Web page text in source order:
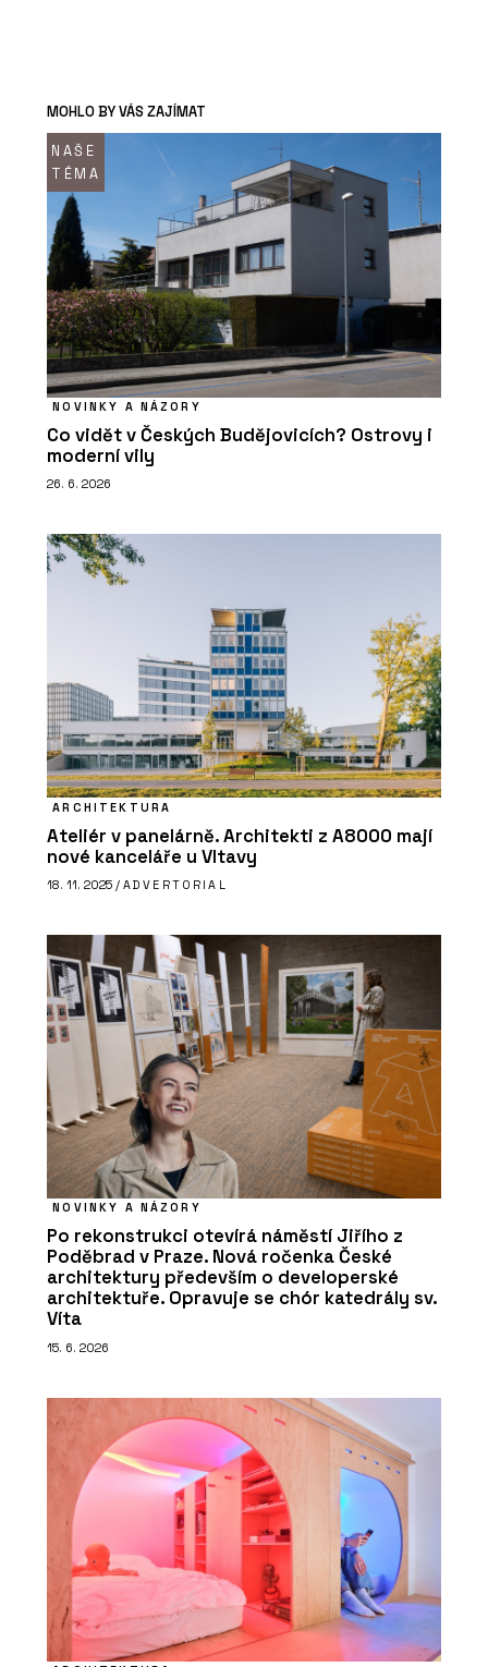
MOHLO BY VÁS ZAJÍMAT
NAŠE
TÉMA
NOVINKY A NÁZORY
Co vidět v Českých Budějovicích? Ostrovy i
moderní vily
26. 6. 2026
ARCHITEKTURA
Ateliér v panelárně. Architekti z A8000 mají
nové kanceláře u Vltavy
18. 11. 2025 / ADVERTORIAL
NOVINKY A NÁZORY
Po rekonstrukci otevírá náměstí Jiřího z
Poděbrad v Praze. Nová ročenka České
architektury především o developerské
architektuře. Opravuje se chór katedrály sv.
Víta
15. 6. 2026